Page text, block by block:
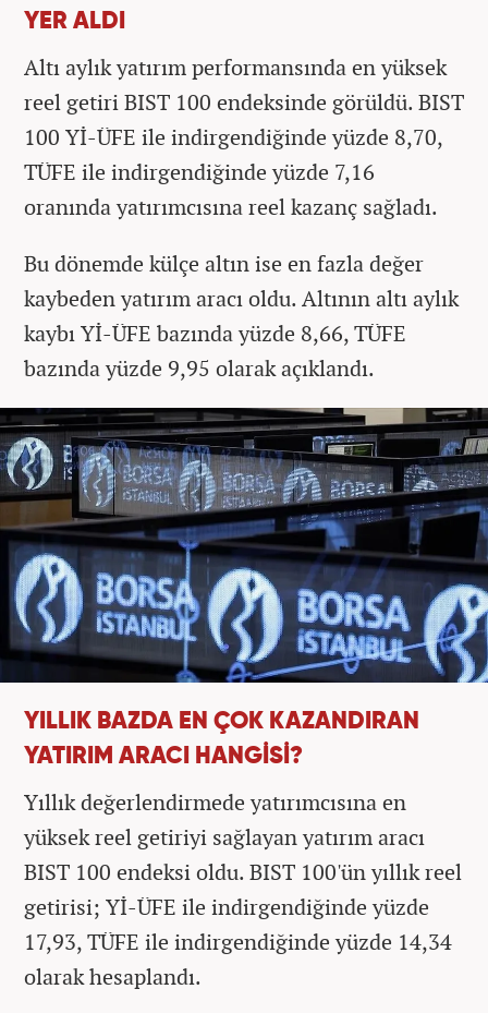
YER ALDI
Altı aylık yatırım performansında en yüksek
reel getiri BIST 100 endeksinde görüldü. BIST
100 Yİ-ÜFE ile indirgendiğinde yüzde 8,70,
TÜFE ile indirgendiğinde yüzde 7,16
oranında yatırımcısına reel kazanç sağladı.
Bu dönemde külçe altın ise en fazla değer
kaybeden yatırım aracı oldu. Altının altı aylık
kaybı Yİ-ÜFE bazında yüzde 8,66, TÜFE
bazında yüzde 9,95 olarak açıklandı.
YILLIK BAZDA EN ÇOK KAZANDIRAN
YATIRIM ARACI HANGİSİ?
Yıllık değerlendirmede yatırımcısına en
yüksek reel getiriyi sağlayan yatırım aracı
BIST 100 endeksi oldu. BIST 100'ün yıllık reel
getirisi; Yİ-ÜFE ile indirgendiğinde yüzde
17,93, TÜFE ile indirgendiğinde yüzde 14,34
olarak hesaplandı.